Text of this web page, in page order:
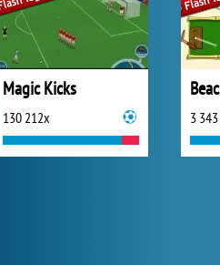
Magic Kicks
130 212x 3